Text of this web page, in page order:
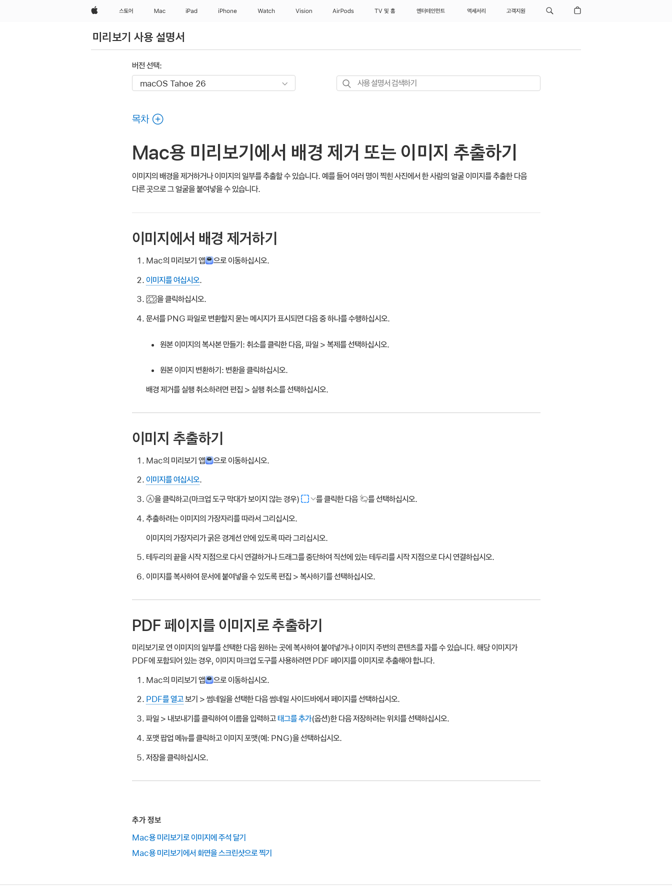
Apple스토어 Mac iPad iPhone Watch Vision AirPods TV 및 홈 엔터테인먼트 액세서리 고객지원
미리보기 사용 설명서
버전 선택:
사용
목차
Mac용 미리보기에서 배경 제거 또는 이미지 추출하기
이미지의 배경을 제거하거나 이미지의 일부를 추출할 수 있습니다. 예를 들어 여러 명이 찍힌 사진에서 한 사람의 얼굴 이미지를 추출한 다음
다른 곳으로 그 얼굴을 붙여넣을 수 있습니다.
이미지에서 배경 제거하기
Mac의 미리보기 앱
으로 이동하십시오.
이미지를 여십시오.
을 클릭하십시오.
문서를 PNG 파일로 변환할지 묻는 메시지가 표시되면 다음 중 하나를 수행하십시오.
원본 이미지의 복사본 만들기: 취소를 클릭한 다음, 파일 > 복제를 선택하십시오.
원본 이미지 변환하기: 변환을 클릭하십시오.
배경 제거를 실행 취소하려면 편집 > 실행 취소를 선택하십시오.
이미지 추출하기
Mac의 미리보기 앱
으로 이동하십시오.
이미지를 여십시오.
을 클릭하고(마크업 도구 막대가 보이지 않는 경우)
를 클릭한 다음
를 선택하십시오.
추출하려는 이미지의 가장자리를 따라서 그리십시오.
이미지의 가장자리가 굵은 경계선 안에 있도록 따라 그리십시오.
테두리의 끝을 시작 지점으로 다시 연결하거나 드래그를 중단하여 직선에 있는 테두리를 시작 지점으로 다시 연결하십시오.
이미지를 복사하여 문서에 붙여넣을 수 있도록 편집 > 복사하기를 선택하십시오.
PDF 페이지를 이미지로 추출하기
미리보기로 연 이미지의 일부를 선택한 다음 원하는 곳에 복사하여 붙여넣거나 이미지 주변의 콘텐츠를 자를 수 있습니다. 해당 이미지가
PDF에 포함되어 있는 경우, 이미지 마크업 도구를 사용하려면 PDF 페이지를 이미지로 추출해야 합니다.
Mac의 미리보기 앱
으로 이동하십시오.
PDF를 열고보기 > 썸네일을 선택한 다음 썸네일 사이드바에서 페이지를 선택하십시오.
파일 > 내보내기를 클릭하여 이름을 입력하고 태그를 추가(옵션)한 다음 저장하려는 위치를 선택하십시오.
포맷 팝업 메뉴를 클릭하고 이미지 포맷(예: PNG)을 선택하십시오.
저장을 클릭하십시오.
추가 정보
Mac용 미리보기로 이미지에 주석 달기
Mac용 미리보기에서 화면을 스크린샷으로 찍기